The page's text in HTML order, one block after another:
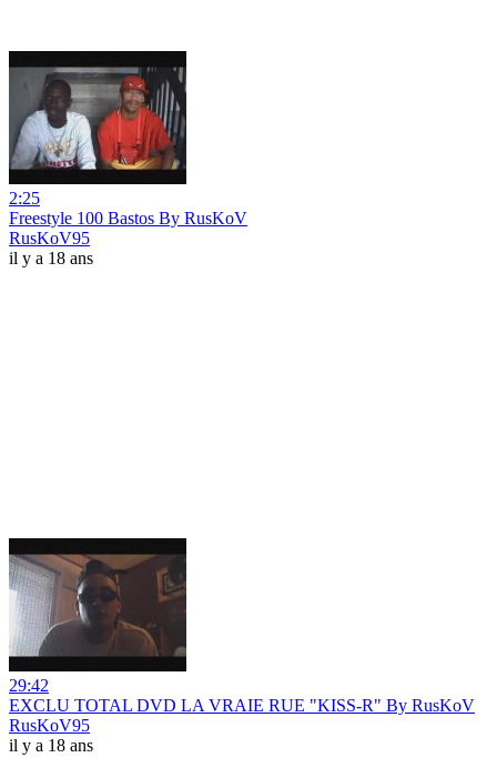
2:25
Freestyle 100 Bastos By RusKoV
RusKoV95
il y a 18 ans
29:42
EXCLU TOTAL DVD LA VRAIE RUE "KISS-R" By RusKoV
RusKoV95
il y a 18 ans